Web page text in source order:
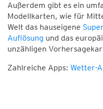
Außerdem gibt es ein
Modellkarten, wie für
Welt das hauseigene
Auflösung und das
unzähligen
Zahlreiche Apps: Wetter-